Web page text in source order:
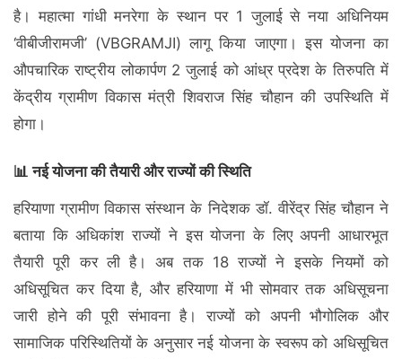
है। महात्मा गांधी मनरेगा के स्थान पर 1 जुलाई से नया अधिनियम
‘वीबीजीरामजी’ (VBGRAMJI) लागू किया जाएगा। इस योजना का
औपचारिक राष्ट्रीय लोकार्पण 2 जुलाई को आंध्र प्रदेश के तिरुपति में
केंद्रीय ग्रामीण विकास मंत्री शिवराज सिंह चौहान की उपस्थिति में
होगा।
📊 नई योजना की तैयारी और राज्यों की स्थिति
हरियाणा ग्रामीण विकास संस्थान के निदेशक डॉ. वीरेंद्र सिंह चौहान ने
बताया कि अधिकांश राज्यों ने इस योजना के लिए अपनी आधारभूत
तैयारी पूरी कर ली है। अब तक 18 राज्यों ने इसके नियमों को
अधिसूचित कर दिया है, और हरियाणा में भी सोमवार तक अधिसूचना
जारी होने की पूरी संभावना है। राज्यों को अपनी भौगोलिक और
सामाजिक परिस्थितियों के अनुसार नई योजना के स्वरूप को अधिसूचित